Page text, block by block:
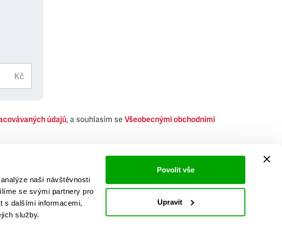
naší návštěvnosti
se svými partnery pro
s dalšími informacemi,
služby.
Povolit vše
Upravit
Kč
údajů, a souhlasím se Všeobecnými obchodními